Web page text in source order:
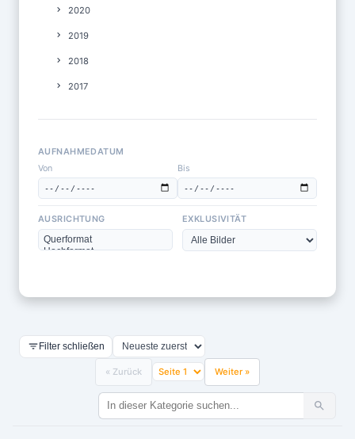
2020
2019
2018
2017
AUFNAHMEDATUM
Von
Bis
AUSRICHTUNG EXKLUSIVITÄT
Filter schließen
« Zurück Weiter »